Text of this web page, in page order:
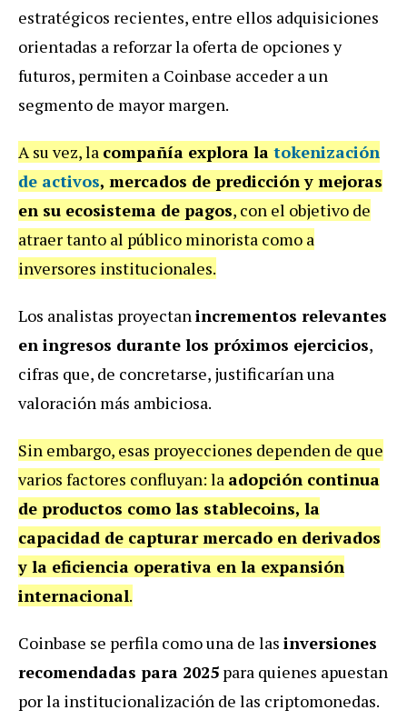
estratégicos recientes, entre ellos adquisiciones
orientadas a reforzar la oferta de opciones y
futuros, permiten a Coinbase acceder a un
segmento de mayor margen.
A su vez, la compañía explora la tokenización
de activos, mercados de predicción y mejoras
en su ecosistema de pagos, con el objetivo de
atraer tanto al público minorista como a
inversores institucionales.
Los analistas proyectanincrementos relevantes
en ingresos durante los próximos ejercicios,
cifras que, de concretarse, justificarían una
valoración más ambiciosa.
Sin embargo, esas proyecciones dependen de que
varios factores confluyan: la adopción continua
de productos como las stablecoins, la
capacidad de capturar mercado en derivados
y la eficiencia operativa en la expansión
internacional.
Coinbase se perfila como una de las inversiones
recomendadas para 2025 para quienes apuestan
por la institucionalización de las criptomonedas.